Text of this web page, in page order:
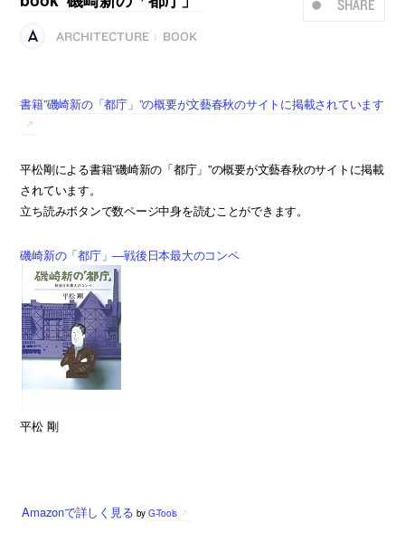
SHARE
ARCHITECTURE BOOK
書籍”磯崎新の「都庁」”の概要が文藝春秋のサイトに掲載されています
平松剛による書籍”磯崎新の「都庁」”の概要が文藝春秋のサイトに掲載
されています。
立ち読みボタンで数ページ中身を読むことができます。
磯崎新の「都庁」―戦後日本最大のコンペ
平松 剛
Amazonで詳しく見る by G-Tools